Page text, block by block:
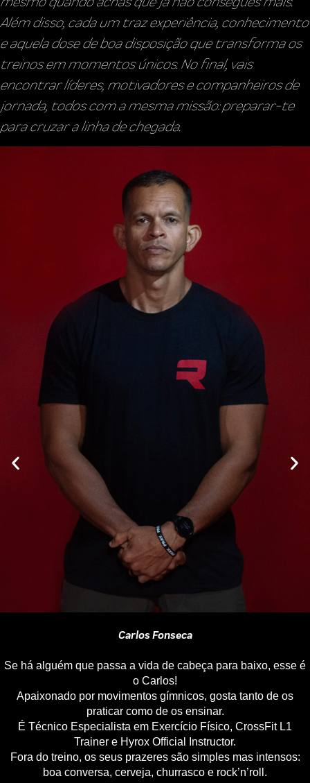
Além disso, cada um traz experiência, conhecimento
e aquela dose de boa disposição que transforma os
treinos em momentos únicos. No final, vais
encontrar líderes, motivadores e companheiros de
jornada, todos com a mesma missão: preparar-te
para cruzar a linha de chegada.
Carlos Fonseca
Se há alguém que passa a vida de cabeça para baixo, esse é
o Carlos!
Apaixonado por movimentos gímnicos, gosta tanto de os
praticar como de os ensinar.
É Técnico Especialista em Exercício Físico, CrossFit L1
Trainer e Hyrox Official Instructor.
Fora do treino, os seus prazeres são simples mas intensos:
boa conversa, cerveja, churrasco e rock’n’roll.